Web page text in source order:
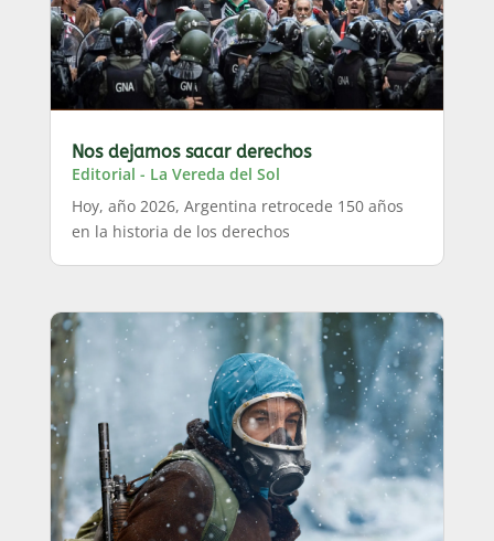
Nos dejamos sacar derechos
Editorial - La Vereda del Sol
Hoy, año 2026, Argentina retrocede 150 años
en la historia de los derechos